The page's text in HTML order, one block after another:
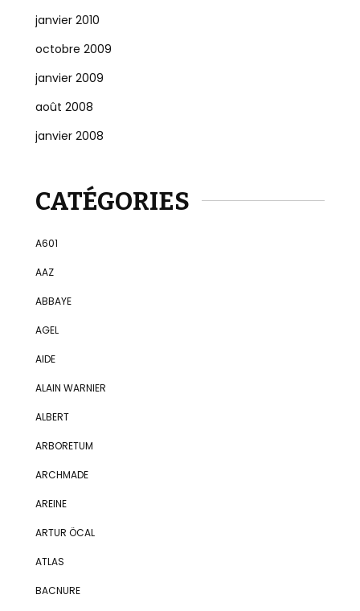
janvier 2010
octobre 2009
janvier 2009
août 2008
janvier 2008
CATÉGORIES
A601
AAZ
ABBAYE
AGEL
AIDE
ALAIN WARNIER
ALBERT
ARBORETUM
ARCHMADE
AREINE
ARTUR ÖCAL
ATLAS
BACNURE